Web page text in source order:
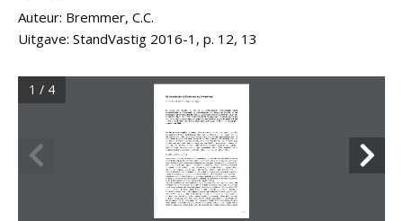
Auteur: Bremmer, C.C.
Uitgave: StandVastig 2016-1, p. 12, 13
1 / 4